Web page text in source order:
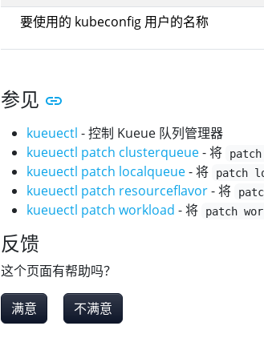
要使用的 kubeconfig 用户的名称
参见
kueuectl - 控制 Kueue 队列管理器
kueuectl patch clusterqueue- 将
kueuectl patch localqueue- 将 patch
kueuectl patch resourceflavor- 将
kueuectl patch workload - 将 patch
反馈
这个页面有帮助吗？
满意 不满意